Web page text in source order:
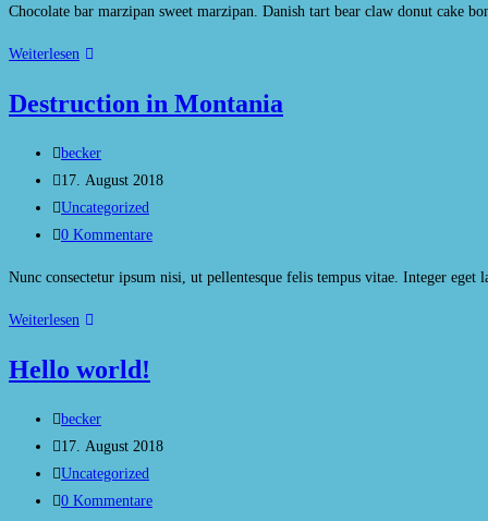
Chocolate bar marzipan sweet marzipan. Danish tart bear claw donut cake
Weiterlesen A
for
Destruction in Montania
Beitrags-
Autor:
becker
Beitrag
veröffentlicht:
17. August 2018
Beitrags-
Kategorie:
Uncategorized
Beitrags-
0 Kommentare
Nunc consectetur ipsum nisi, ut pellentesque felis tempus vitae. Integer
Weiterlesen Destruction
Montania
Hello world!
Beitrags-
Autor:
becker
Beitrag
veröffentlicht:
17. August 2018
Beitrags-
Kategorie:
Uncategorized
Beitrags-
0 Kommentare